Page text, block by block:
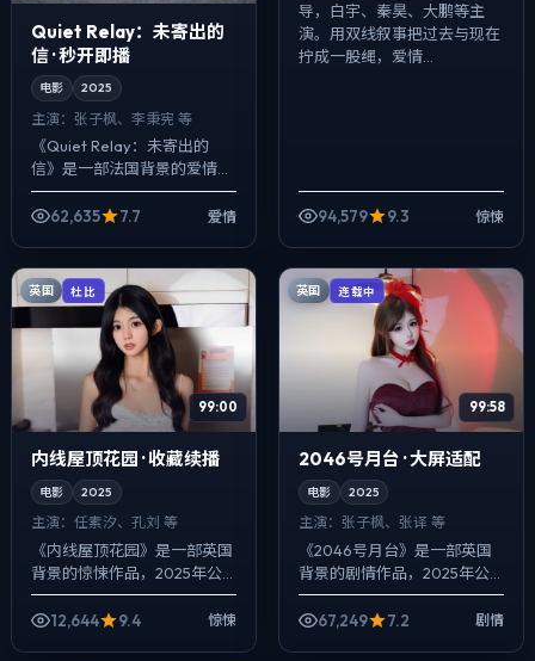
Quiet Relay：未寄出的
信 · 秒开即播
电影 2025
主演： 张子枫、李秉宪 等
《Quiet Relay：未寄出的
信》是一部法国背景的爱情作
品，2025年公映，由王家卫
执导，张子枫、李秉宪、周迅
62,635 7.7 爱情
导，白宇、秦昊、大鹏等主
演。用双线叙事把过去与现在
拧成一股绳，爱情...
94,579 9.3 惊悚
英国 杜比
99:00
内线屋顶花园 · 收藏续播
电影 2025
主演： 任素汐、孔刘 等
《内线屋顶花园》是一部英国
背景的惊悚作品，2025年公
映，由乌尔善执导，任素汐、
孔刘、咏梅等主演。影像偏纪
12,644 9.4 惊悚
英国 连载中
99:58
2046号月台 · 大屏适配
电影 2025
主演： 张子枫、张译 等
《2046号月台》是一部英国
背景的剧情作品，2025年公
映，由乌尔善执导，张子枫、
张译、范伟等主演。配乐克
67,249 7.2 剧情